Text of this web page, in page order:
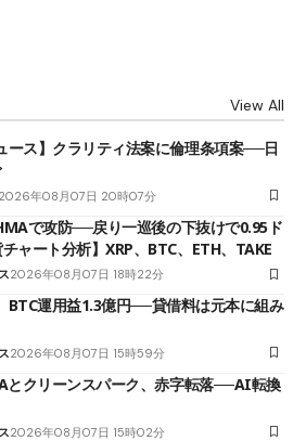
View All
ース】クラリティ法案に倫理条項案──日
2026年08月07日 20時07分
で攻防──戻り一巡後の下抜けで0.95ド
ャート分析】XRP、BTC、ETH、TAKE
2026年08月07日 18時22分
BTC運用益1.3億円──貸借料は元本に組み
2026年08月07日 15時59分
とクリーンスパーク、赤字転落──AI転換
2026年08月07日 15時02分